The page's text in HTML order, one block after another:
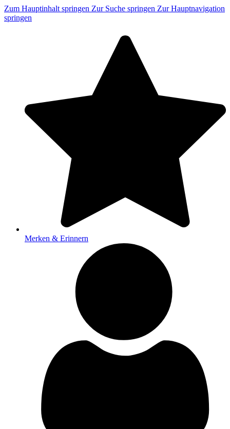
Zum Hauptinhalt springen Zur Suche springen Zur Hauptnavigation
springen
Merken & Erinnern